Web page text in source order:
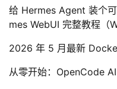
给 Hermes Agent 装个
mes WebUI 完整教程（
2026 年 5 月最新
从零开始：OpenCode